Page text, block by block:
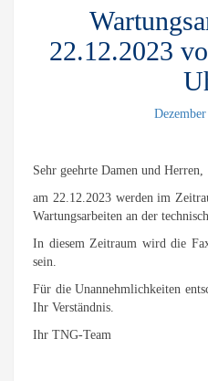
22.12.2023
Sehr geehrte Damen und Herren,
am 22.12.2023 werden im
Wartungsarbeiten an der
In diesem Zeitraum wird die
sein.
Für die Unannehmlichkeiten
Ihr Verständnis.
Ihr TNG-Team